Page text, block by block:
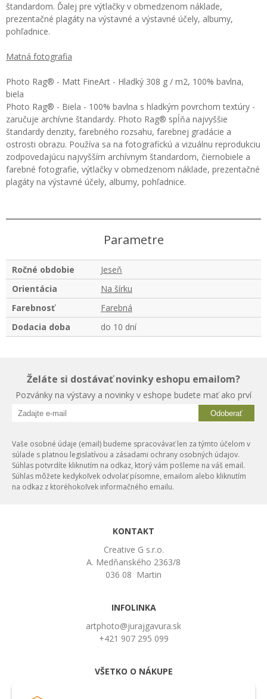
štandardom. Ďalej pre výtlačky v obmedzenom náklade,
prezentačné plagáty na výstavné a výstavné účely, albumy,
pohľadnice.
Matná fotografia
Photo Rag® - Matt FineArt - Hladký 308 g / m2, 100% bavlna,
biela
Photo Rag® - Biela - 100% bavlna s hladkým povrchom textúry -
zaručuje archívne štandardy. Photo Rag® spĺňa najvyššie
štandardy denzity, farebného rozsahu, farebnej gradácie a
ostrosti obrazu. Používa sa na fotografickú a vizuálnu reprodukciu
zodpovedajúcu najvyšším archívnym štandardom, čiernobiele a
farebné fotografie, výtlačky v obmedzenom náklade, prezentačné
plagáty na výstavné účely, albumy, pohľadnice.
Parametre
Ročné obdobie
Jeseň
Orientácia
Na šírku
Farebnosť
Farebná
Dodacia doba
do 10 dní
Želáte si dostávať novinky eshopu emailom?
Pozvánky na výstavy a novinky v eshope budete mať ako prví
Odoberať
Vaše osobné údaje (email) budeme spracovávať len za týmto účelom v
súlade s platnou legislatívou a zásadami ochrany osobných údajov.
Súhlas potvrdíte kliknutím na odkaz, ktorý vám pošleme na váš email.
Súhlas môžete kedykoľvek odvolať písomne, emailom alebo kliknutím
na odkaz z ktoréhokoľvek informačného emailu.
KONTAKT
Creative G s.r.o.
A. Medňanského 2363/8
036 08 Martin
INFOLINKA
artphoto@jurajgavura.sk
+421 907 295 099
VŠETKO O NÁKUPE